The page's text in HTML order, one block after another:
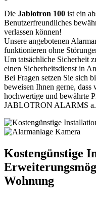
Die Jablotron 100 ist ein
Benutzerfreundliches
verlassen können!
Unsere angebotenen
funktionieren ohne
Um tatsächliche Sicherheit
einen Sicherheitsdienst in
Bei Fragen setzen Sie sich
beweisen Ihnen gerne,
hochwertige und bewährte
JABLOTRON ALARMS
Kostengünstige
Wohnung